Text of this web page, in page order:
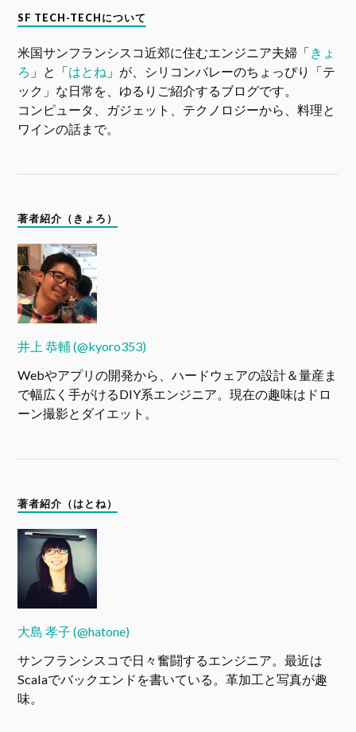
SF TECH-TECHについて
米国サンフランシスコ近郊に住むエンジニア夫婦「 きょ
ろ 」と「はとね 」が、シリコンバレーのちょっぴり「テ
ック」な日常を、ゆるりご紹介するブログです。
コンピュータ、ガジェット、テクノロジーから、料理と
ワインの話まで。
著者紹介（きょろ）
井上 恭輔 (@kyoro353)
Webやアプリの開発から、ハードウェアの設計＆量産ま
で幅広く手がけるDIY系エンジニア。現在の趣味はドロ
ーン撮影とダイエット。
著者紹介（はとね）
大島 孝子 (@hatone)
サンフランシスコで日々奮闘するエンジニア。最近は
Scalaでバックエンドを書いている。革加工と写真が趣
味。